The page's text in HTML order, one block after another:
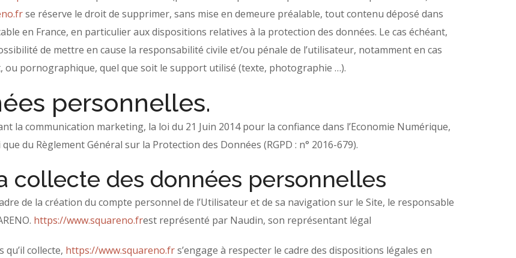
se réserve le droit de supprimer, sans mise en demeure préalable, tout contenu déposé dans
en France, en particulier aux dispositions relatives à la protection des données. Le cas échéant,
de mettre en cause la responsabilité civile et/ou pénale de l’utilisateur, notamment en cas
ou pornographique, quel que soit le support utilisé (texte, photographie …).
personnelles.
la communication marketing, la loi du 21 Juin 2014 pour la confiance dans l’Economie Numérique,
du Règlement Général sur la Protection des Données (RGPD : n° 2016-679).
collecte des données personnelles
de la création du compte personnel de l’Utilisateur et de sa navigation sur le Site, le responsable
https://www.squareno.frest représenté par Naudin, son représentant légal
collecte, https://www.squareno.frs’engage à respecter le cadre des dispositions légales en